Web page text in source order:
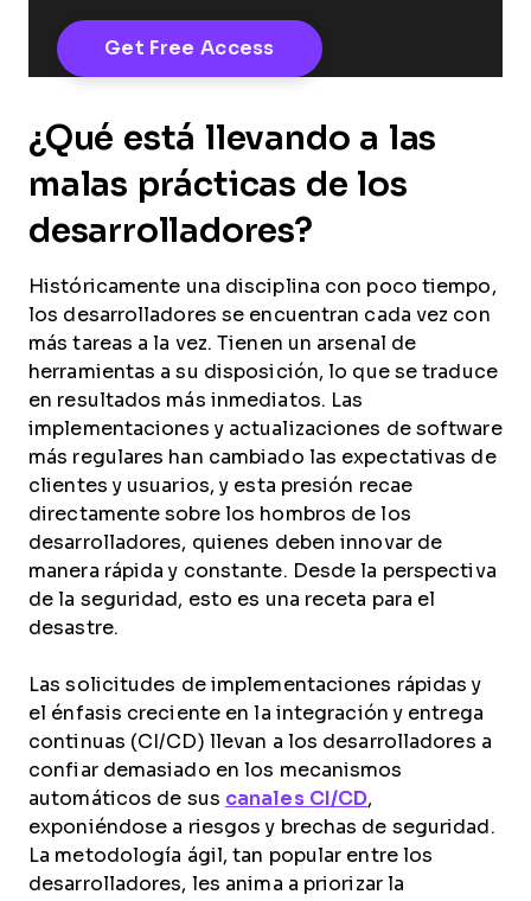
¿Qué está llevando a las
malas prácticas de los
desarrolladores?
Históricamente una disciplina con poco tiempo,
los desarrolladores se encuentran cada vez con
más tareas a la vez. Tienen un arsenal de
herramientas a su disposición, lo que se traduce
en resultados más inmediatos. Las
implementaciones y actualizaciones de software
más regulares han cambiado las expectativas de
clientes y usuarios, y esta presión recae
directamente sobre los hombros de los
desarrolladores, quienes deben innovar de
manera rápida y constante. Desde la perspectiva
de la seguridad, esto es una receta para el
desastre.
Las solicitudes de implementaciones rápidas y
el énfasis creciente en la integración y entrega
continuas (CI/CD) llevan a los desarrolladores a
confiar demasiado en los mecanismos
automáticos de sus canales CI/CD,
exponiéndose a riesgos y brechas de seguridad.
La metodología ágil, tan popular entre los
desarrolladores, les anima a priorizar la